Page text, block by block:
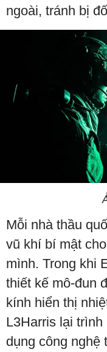
ngoài, tránh bị
Mỗi nhà thầu
vũ khí bí mật
mình. Trong khi
thiết kế mô-đun
kính hiển thị
L3Harris lại
dụng công nghệ